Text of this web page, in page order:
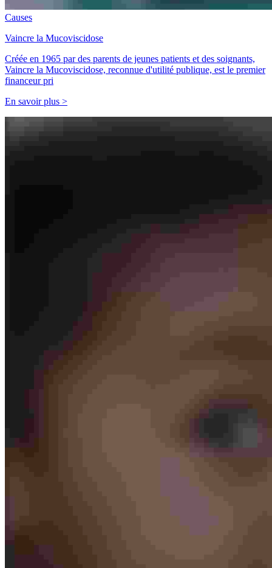
Causes
Vaincre la Mucoviscidose
Créée en 1965 par des parents de jeunes patients et des soignants,
Vaincre la Mucoviscidose, reconnue d'utilité publique, est le premier
financeur pri
En savoir plus >